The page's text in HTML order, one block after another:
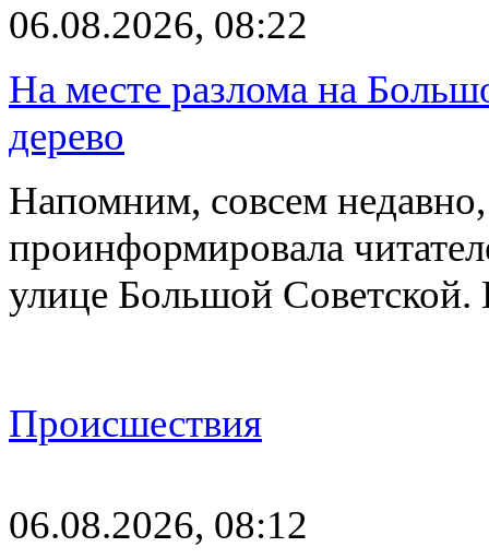
06.08.2026, 08:22
На месте разлома на
дерево
Напомним, совсем
проинформировала
улице Большой Советской.
Происшествия
06.08.2026, 08:12